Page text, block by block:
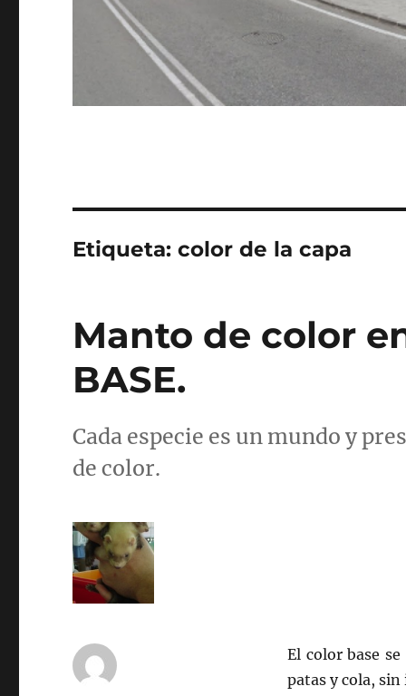
Etiqueta:color de la capa
Manto de color
BASE.
Cada especie es un mundo y
de color.
El color base
patas y cola,